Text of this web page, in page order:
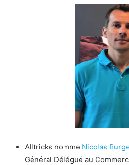
Alltricks nomme Nicolas
Général Délégué au